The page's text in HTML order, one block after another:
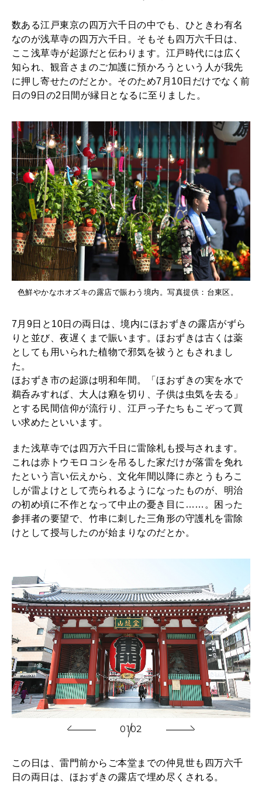
へ
！
数ある江戸東京の四万六千日の中でも、ひときわ有名
なのが浅草寺の四万六千日。そもそも四万六千日は、
ここ浅草寺が起源だと伝わります。江戸時代には広く
知られ、観音さまのご加護に預かろうという人が我先
に押し寄せたのだとか。そのため7月10日だけでなく前
日の9日の2日間が縁日となるに至りました。
色鮮やかなホオズキの露店で賑わう境内。写真提供：台東区。
7月9日と10日の両日は、境内にほおずきの露店がずら
りと並び、夜遅くまで賑います。ほおずきは古くは薬
としても用いられた植物で邪気を祓うともされまし
た。
ほおずき市の起源は明和年間。「ほおずきの実を水で
鵜呑みすれば、大人は癪を切り、子供は虫気を去る」
とする民間信仰が流行り、江戸っ子たちもこぞって買
い求めたといいます。
また浅草寺では四万六千日に雷除札も授与されます。
これは赤トウモロコシを吊るした家だけが落雷を免れ
たという言い伝えから、文化年間以降に赤とうもろこ
しが雷よけとして売られるようになったものが、明治
の初め頃に不作となって中止の憂き目に……。困った
参拝者の要望で、竹串に刺した三角形の守護札を雷除
けとして授与したのが始まりなのだとか。
0102
この日は、雷門前からご本堂までの仲見世も四万六千
日の両日は、ほおずきの露店で埋め尽くされる。